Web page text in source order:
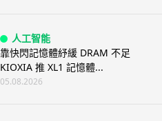
人工智能
靠快閃記憶體紓緩 DRAM 不足
KIOXIA 推 XL1 記憶體...
05.08.2026